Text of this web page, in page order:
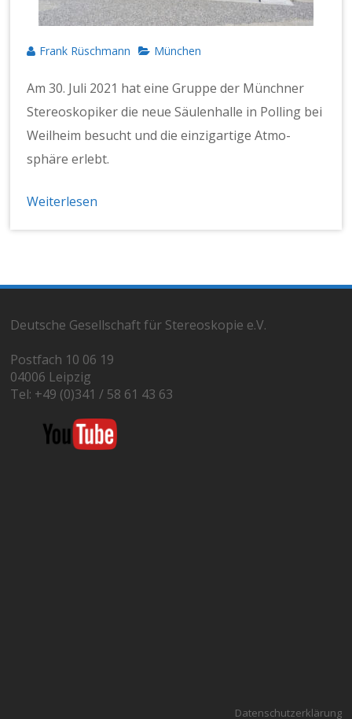
Frank Rüschmann München
Am 30. Juli 2021 hat eine Gruppe der Münch­n­er
Stere­oskopik­er die neue Säu­len­halle in Polling bei
Weil­heim besucht und die einzi­gar­tige Atmo­
sphäre erlebt.
Weiterlesen
Deutsche Gesellschaft für Stereoskopie e.V.
Postfach 10 06 19
04006 Leipzig
Tel: +49 (0)341 / 58 61 43 63
Datenschutzerklärung